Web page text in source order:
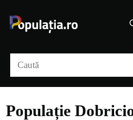
conținut
Populație